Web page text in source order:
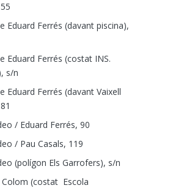
Eduard Ferrés (davant piscina),
Eduard Ferrés (costat INS.
s/n
Eduard Ferrés (davant Vaixell
/ Eduard Ferrés, 90
/ Pau Casals, 119
(polígon Els Garrofers), s/n
(costat Escola